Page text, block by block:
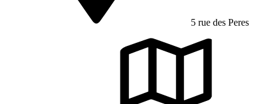
5 rue des Peres